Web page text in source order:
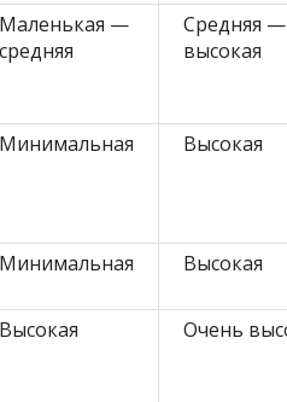
Маленькая —
средняя
Средняя —
высокая
Минимальная Высокая
Минимальная Высокая
Высокая Очень